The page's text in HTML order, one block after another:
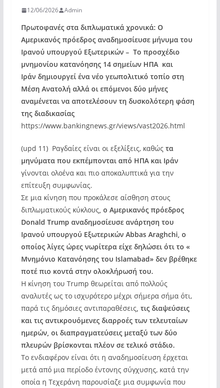
12/06/2026 Admin
Πρωτοφανές στα διπλωματικά χρονικά: Ο
Αμερικανός πρόεδρος αναδημοσίευσε μήνυμα του
Ιρανού υπουργού Εξωτερικών – Το προσχέδιο
μνημονίου κατανόησης 14 σημείων ΗΠΑ και
Ιράν δημιουργεί ένα νέο γεωπολιτικό τοπίο στη
Μέση Ανατολή αλλά οι επόμενοι δύο μήνες
αναμένεται να αποτελέσουν τη δυσκολότερη φάση
της διαδικασίας
https://www.bankingnews.gr/views/vast2026.html
(upd 11) Ραγδαίες είναι οι εξελίξεις, καθώςτα
μηνύματα που εκπέμπονται από ΗΠΑ και Ιράν
γίνονται ολοένα και πιο αποκαλυπτικά για την
επίτευξη συμφωνίας.
Σε μια κίνηση που προκάλεσε αίσθηση στους
διπλωματικούς κύκλους, ο Αμερικανός πρόεδρος
Donald Trump αναδημοσίευσε ανάρτηση του
Ιρανού υπουργού Εξωτερικών Abbas Araghchi, ο
οποίος λίγες ώρες νωρίτερα είχε δηλώσει ότι το «
Μνημόνιο Κατανόησης του Islamabad» δεν βρέθηκε
ποτέ πιο κοντά στην ολοκλήρωσή του.
Η κίνηση του Trump θεωρείται από πολλούς
αναλυτές ως το ισχυρότερο μέχρι σήμερα σήμα ότι,
παρά τις δημόσιες αντιπαραθέσεις, τις διαψεύσεις
και τις αντικρουόμενες διαρροές των τελευταίων
ημερών, οι διαπραγματεύσεις μεταξύ των δύο
πλευρών βρίσκονται πλέον σε τελικό στάδιο.
Το ενδιαφέρον είναι ότι η αναδημοσίευση έρχεται
μετά από μια περίοδο έντονης σύγχυσης, κατά την
οποία η Τεχεράνη παρουσίαζε μια συμφωνία που